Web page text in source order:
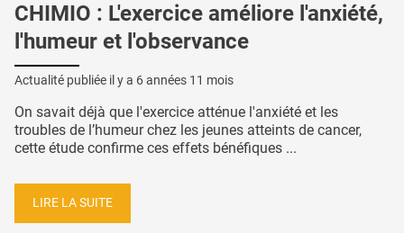
CHIMIO : L'exercice améliore l'anxiété,
l'humeur et l'observance
Actualité publiée il y a 6 années 11 mois
On savait déjà que l'exercice atténue l'anxiété et les
troubles de l’humeur chez les jeunes atteints de cancer,
cette étude confirme ces effets bénéfiques ...
LIRE LA SUITE